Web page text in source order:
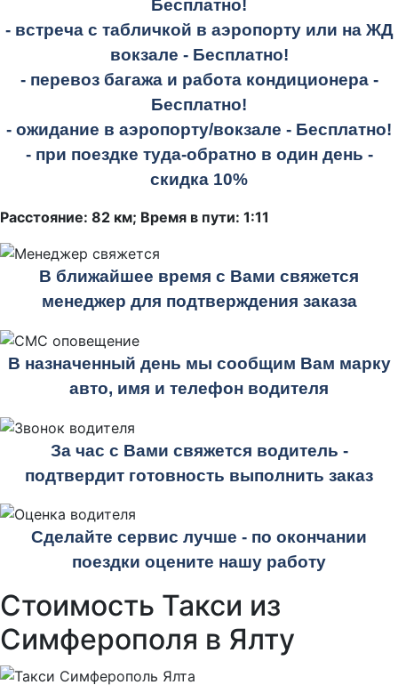
Бесплатно!
- встреча с табличкой в аэропорту или на ЖД
вокзале - Бесплатно!
- перевоз багажа и работа кондиционера -
Бесплатно!
- ожидание в аэропорту/вокзале - Бесплатно!
- при поездке туда-обратно в один день -
скидка 10%
Расстояние: 82 км; Время в пути: 1:11
В ближайшее время с Вами свяжется
менеджер для подтверждения заказа
В назначенный день мы сообщим Вам марку
авто, имя и телефон водителя
За час с Вами свяжется водитель -
подтвердит готовность выполнить заказ
Сделайте сервис лучше - по окончании
поездки оцените нашу работу
Стоимость Такси из
Симферополя в Ялту